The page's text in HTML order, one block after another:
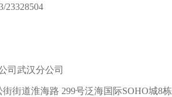
23328504
司武汉分公司
街道淮海路 299号泛海国际SOHO城8栋